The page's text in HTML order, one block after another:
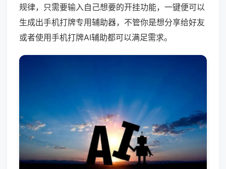
规律，只需要输入自己想要的开挂功能，一键便可以
生成出手机打牌专用辅助器，不管你是想分享给好友
或者使用手机打牌AI辅助都可以满足需求。